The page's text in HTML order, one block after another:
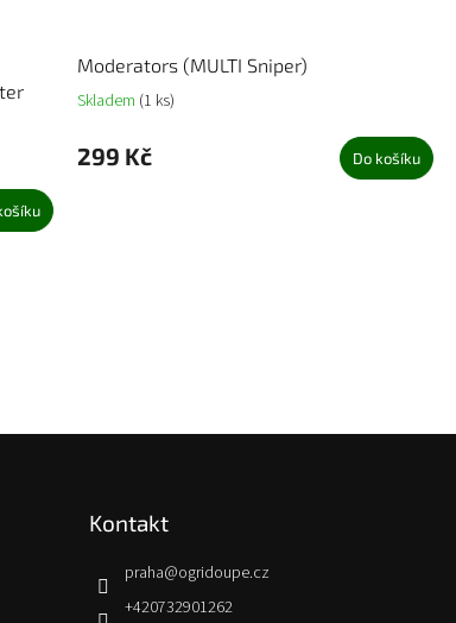
Moderators (MULTI Sniper)
Skladem (1 ks)
299 Kč Do košíku
Kontakt
praha@ogridoupe.cz
+420732901262